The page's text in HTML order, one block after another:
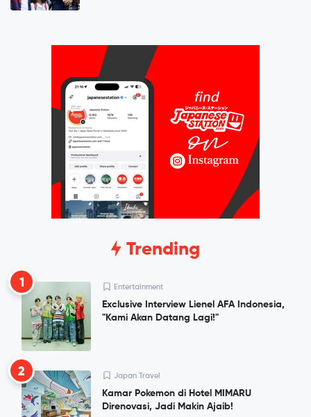
Trending
1 Entertainment
Exclusive Interview Lienel AFA Indonesia,
"Kami Akan Datang Lagi!"
2 Japan Travel
Kamar Pokemon di Hotel MIMARU
Direnovasi, Jadi Makin Ajaib!